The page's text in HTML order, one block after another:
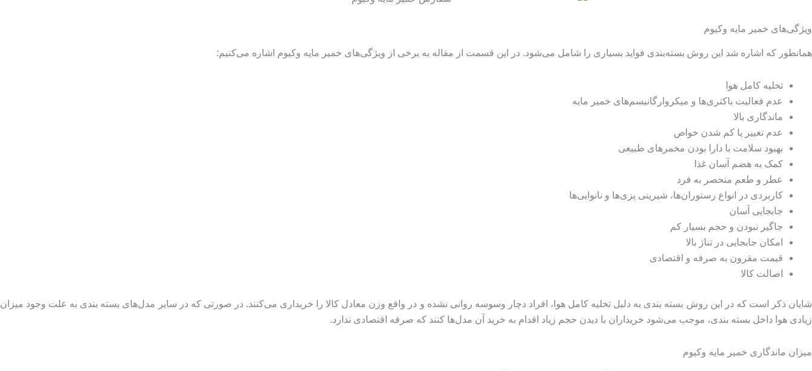
ویژگی‌های خمیر مایه وکیوم
همانطور که اشاره شد این روش بسته‌بندی فواید بسیاری را شامل می‌شود. در این قسمت از مقاله به برخی از ویژگی‌های خمیر مایه وکیوم اشاره می‌کنیم:
تخلیه کامل هوا
عدم فعالیت باکتری‌ها و‌ میکروارگانیسم‌های خمیر مایه
ماندگاری بالا
عدم تغییر یا کم شدن خواص
بهبود سلامت با دارا بودن مخمرهای طبیعی
کمک به هضم آسان غذا
عطر و طعم منحصر به فرد
کاربردی در انواع رستوران‌ها، شیرینی پزی‌ها و نانوایی‌ها
جابجایی آسان
جاگیر نبودن و حجم بسیار کم
امکان جابجایی در تناژ بالا
قیمت مقرون به صرفه و اقتصادی
اصالت کالا
شایان ذکر است که در این روش بسته بندی به دلیل تخلیه کامل هوا، افراد دچار وسوسه روانی نشده و در واقع وزن معادل کالا را خریداری می‌کنند. در صورتی که در سایر مدل‌های بسته بندی به علت وجود میزان
زیادی هوا داخل بسته بندی، موجب می‌شود خریداران با دیدن حجم زیاد اقدام به خرید آن مدل‌ها کنند که صرفه اقتصادی ندارد.
میزان ماندگاری خمیر مایه وکیوم